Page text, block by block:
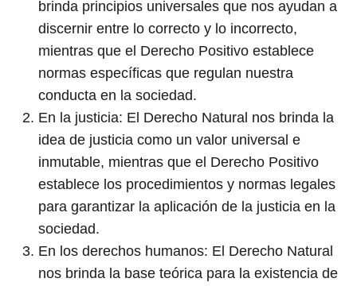
brinda principios universales que nos ayudan a
discernir entre lo correcto y lo incorrecto,
mientras que el Derecho Positivo establece
normas específicas que regulan nuestra
conducta en la sociedad.
En la justicia: El Derecho Natural nos brinda la
idea de justicia como un valor universal e
inmutable, mientras que el Derecho Positivo
establece los procedimientos y normas legales
para garantizar la aplicación de la justicia en la
sociedad.
En los derechos humanos: El Derecho Natural
nos brinda la base teórica para la existencia de